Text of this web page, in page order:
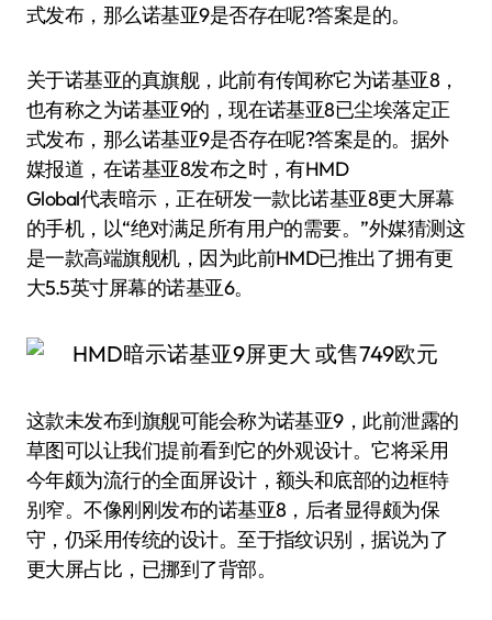
式发布，那么诺基亚9是否存在呢?答案是的。
关于诺基亚的真旗舰，此前有传闻称它为诺基亚8，
也有称之为诺基亚9的，现在诺基亚8已尘埃落定正
式发布，那么诺基亚9是否存在呢?答案是的。据外
媒报道，在诺基亚8发布之时，有HMD
Global代表暗示，正在研发一款比诺基亚8更大屏幕
的手机，以“绝对满足所有用户的需要。”外媒猜测这
是一款高端旗舰机，因为此前HMD已推出了拥有更
大5.5英寸屏幕的诺基亚6。
这款未发布到旗舰可能会称为诺基亚9，此前泄露的
草图可以让我们提前看到它的外观设计。它将采用
今年颇为流行的全面屏设计，额头和底部的边框特
别窄。不像刚刚发布的诺基亚8，后者显得颇为保
守，仍采用传统的设计。至于指纹识别，据说为了
更大屏占比，已挪到了背部。